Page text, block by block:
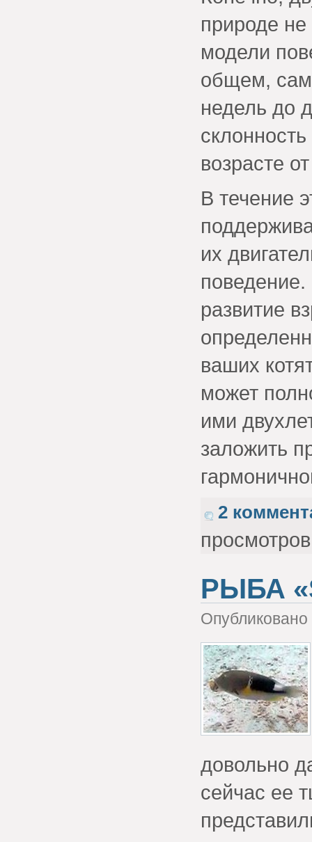
природе
модели
общем,
недель до
возрасте
В течение
их
развитие
ваших
может
ими
заложить
2
просмотров
РЫБА
довольно
сейчас ее